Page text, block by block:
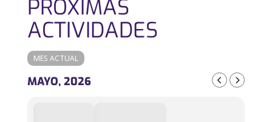
PRÓXIMAS
ACTIVIDADES
MES ACTUAL
MAYO, 2026